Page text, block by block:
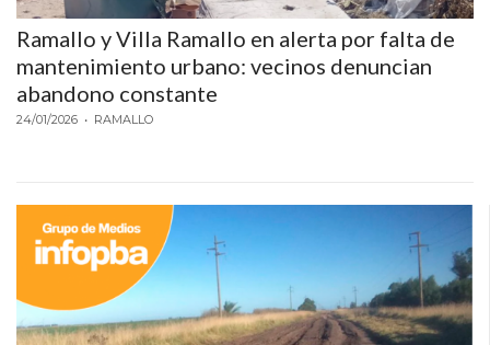
DELIVERIES
CÓMO ORGANIZAR LOS
PEDIDOS DE DELIVERY
AYUDA
Ramallo y Villa Ramallo en alerta por falta de
mantenimiento urbano: vecinos denuncian
abandono constante
24/01/2026 • RAMALLO